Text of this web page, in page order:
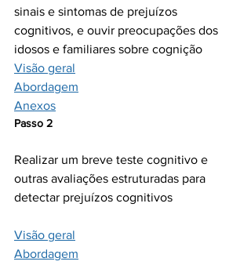
sinais e sintomas de prejuízos
cognitivos, e ouvir preocupações dos
Visão geral
Abordagem
Anexos
Passo 2
Realizar um breve teste cognitivo e
outras avaliações estruturadas para
Visão geral
Abordagem